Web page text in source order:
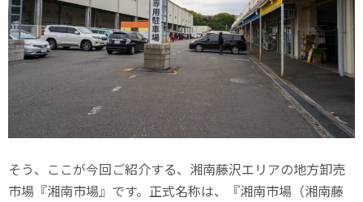
そう、ここが今回ご紹介する、湘南藤沢エリアの地方卸売
市場『湘南市場』です。正式名称は、『湘南市場（湘南藤